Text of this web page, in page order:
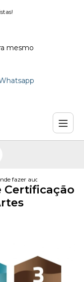
mesmo
ambiental
fazer auditoria e
Certificação